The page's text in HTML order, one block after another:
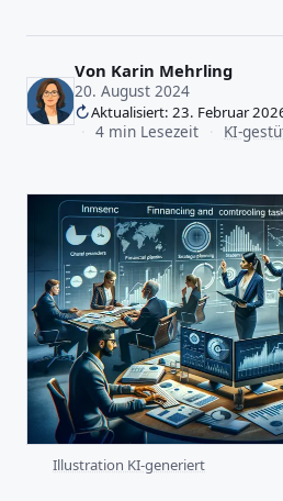
Von Karin Mehrling
20. August 2024
Aktualisiert: 23. Februar
4 min Lesezeit KI-
Illustration KI-generiert